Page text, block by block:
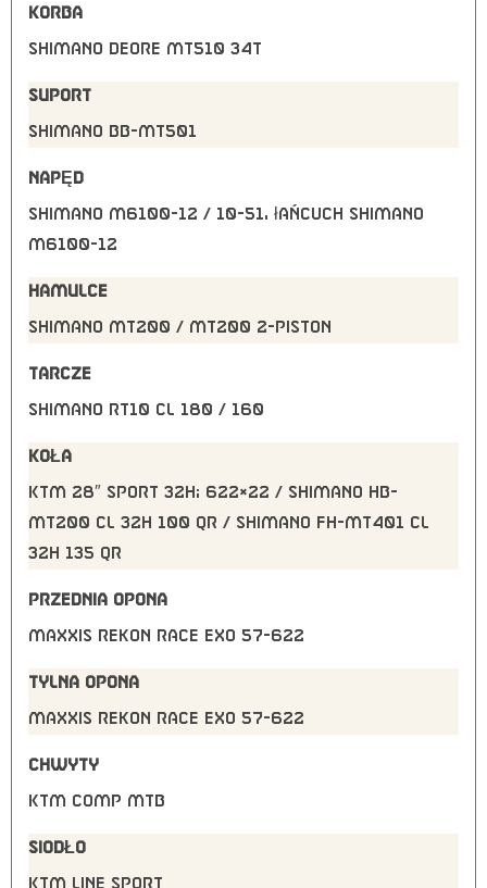
KORBA
Shimano Deore MT510 34T
SUPORT
Shimano BB-MT501
NAPĘD
Shimano M6100-12 / 10-51, łańcuch Shimano
M6100-12
HAMULCE
Shimano MT200 / MT200 2-Piston
TARCZE
Shimano RT10 CL 180 / 160
KOŁA
KTM 28″ Sport 32H; 622×22 / Shimano HB-
MT200 CL 32H 100 QR / Shimano FH-MT401 CL
32H 135 QR
PRZEDNIA OPONA
Maxxis Rekon Race EXO 57-622
TYLNA OPONA
Maxxis Rekon Race EXO 57-622
CHWYTY
KTM Comp MTB
SIODŁO
KTM Line Sport